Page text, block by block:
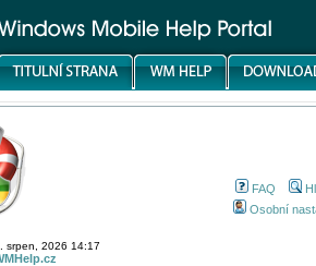
FAQ
Osobní
srpen, 2026 14:17